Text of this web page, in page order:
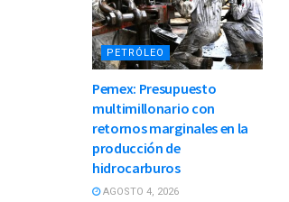
PETRÓLEO
Pemex: Presupuesto
multimillonario con
retornos marginales en la
producción de
hidrocarburos
AGOSTO 4, 2026